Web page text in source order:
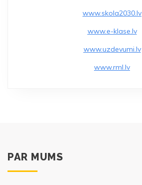
www.skola2030.lv
www.e-klase.lv
www.uzdevumi.lv
www.rml.lv
PAR MUMS